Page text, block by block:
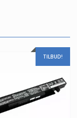
TILBUD!